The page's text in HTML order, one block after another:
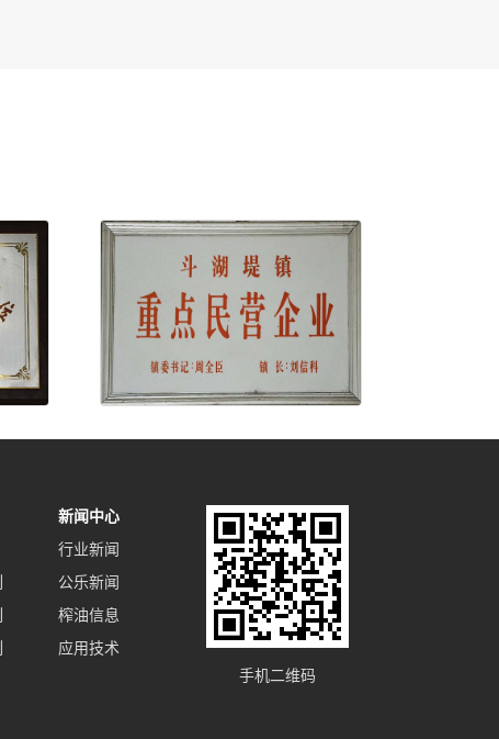
新闻中心
行业新闻
公乐新闻
榨油信息
应用技术
手机二维码